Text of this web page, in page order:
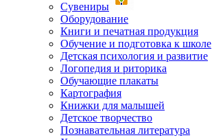
Сувениры
Оборудование
Книги и печатная продукция
Обучение и подготовка к школе
Детская психология и развитие
Логопедия и риторика
Обучающие плакаты
Картография
Книжки для малышей
Детское творчество
Познавательная литература